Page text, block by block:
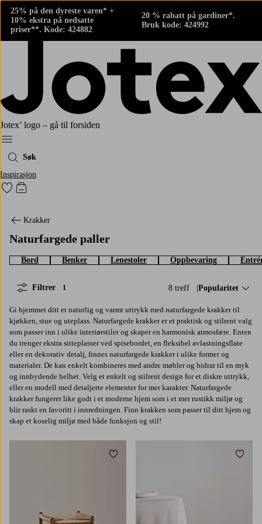
25% på den dyreste varen* +
10% ekstra på nedsatte
priser**. Kode: 424882
20 % rabatt på gardiner*.
Bruk kode: 424992
Jotex’ logo – gå til forsiden
Meny
Søk
Inspirasjon
Gå til favorittmerkede produkter
Gå til handlekurven
Krakker
Naturfargede paller
Bord Benker Lenestoler Oppbevaring
8 treff Sorter på:
Popularitet
Filtrer 1
Gi hjemmet ditt et naturlig og varmt uttrykk med naturfargede krakker til
kjøkken, stue og uteplass. Naturfargede krakker er et praktisk og stilrent valg
som passer inn i ulike interiørstiler og skaper en harmonisk atmosfære. Enten
du trenger ekstra sitteplasser ved spisebordet, en fleksibel avlastningsflate
eller en dekorativ detalj, finnes naturfargede krakker i ulike former og
materialer. De kan enkelt kombineres med andre møbler og bidrar til en myk
og innbydende helhet. Velg et enkelt og stilrent design for et diskre uttrykk,
eller en modell med detaljerte elementer for mer karakter. Naturfargede
krakker fungerer like godt i et moderne hjem som i et mer rustikk miljø og
blir raskt en favoritt i innredningen. Finn krakken som passer til ditt hjem og
skap et koselig miljø med både funksjon og stil!
Legg til favoritter Legg